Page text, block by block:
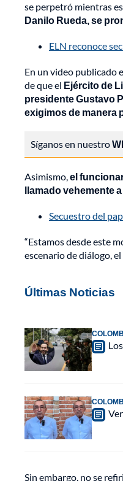
se perpetró mientras
Danilo Rueda, se
ELN reconoce
En un video publicado
de que el Ejército de
presidente Gustavo
exigimos de manera
Síganos en nuestro
Asimismo,el
llamado vehemente
Secuestro del
“Estamos desde este
escenario de diálogo,
Últimas Noticias
Sin embargo, no se